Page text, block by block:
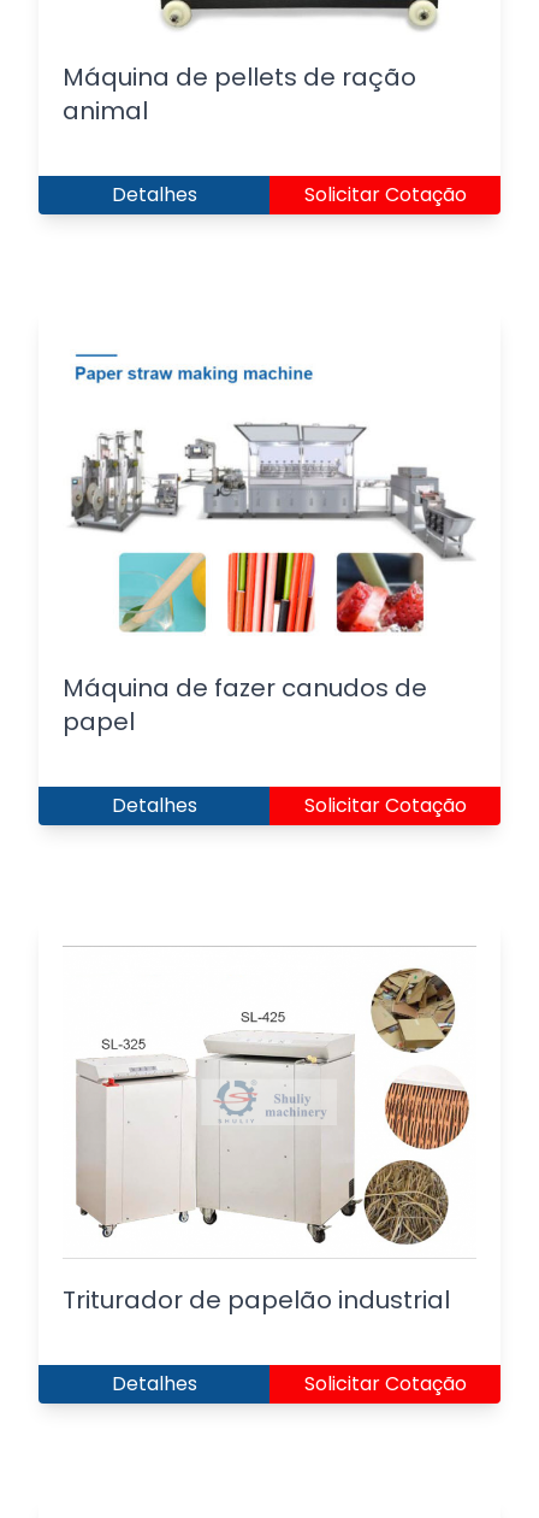
Máquina de pellets de ração
animal
Detalhes Solicitar Cotação
Máquina de fazer canudos de
papel
Detalhes Solicitar Cotação
Triturador de papelão industrial
Detalhes Solicitar Cotação